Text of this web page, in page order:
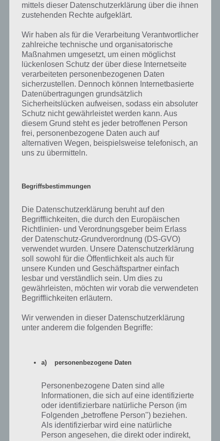
Kosten Monitor und digitales Serviceheft
Mit Drivelog hat man auch die Kosten immer im Blick. So kann man
hier Ausgaben hinzufügen (beispielsweise für Werkstatt Besuche)
oder die Tankbelege eintragen. Dadurch hat man die
Fahrzeugkosten jederzeit gut im Blick.
Das digitale Serviceheft hilft dabei Werkstatt Besuche zu
dokumentieren und Termine einzutragen, an die man dann per Push
Benachrichtigung automatisch erinnert wird.
folgendes Video ans Herz gelegt. In diesem werden nochmal
Vorteile aufgezählt:
https://www.youtube.com/watch?v=kSGIbz92Goo
App herunterladen
Wir können die App Drivelog allen Autofahrer ans Herz legen. Neben
einer Tankstellen- und Werkstattsuche gibt es einen Kosten Monitor,
verwalten kann. Außerdem hilft das digitale Serviceheft en Überblick
zu behalten.
heruntergeladen, man kann Drivelog aber auch ohne
Einträg anzulegen.
Drivelog für Android im Google Play Store
mittels dieser Datenschutzerklärung über die ihnen
zustehenden Rechte aufgeklärt.
Wir haben als für die Verarbeitung Verantwortlicher
zahlreiche technische und organisatorische
Maßnahmen umgesetzt, um einen möglichst
lückenlosen Schutz der über diese Internetseite
verarbeiteten personenbezogenen Daten
sicherzustellen. Dennoch können Internetbasierte
Datenübertragungen grundsätzlich
Sicherheitslücken aufweisen, sodass ein absoluter
Schutz nicht gewährleistet werden kann. Aus
diesem Grund steht es jeder betroffenen Person
frei, personenbezogene Daten auch auf
alternativen Wegen, beispielsweise telefonisch, an
uns zu übermitteln.
Begriffsbestimmungen
Die Datenschutzerklärung beruht auf den
Begrifflichkeiten, die durch den Europäischen
Richtlinien- und Verordnungsgeber beim Erlass
der Datenschutz-Grundverordnung (DS-GVO)
verwendet wurden. Unsere Datenschutzerklärung
soll sowohl für die Öffentlichkeit als auch für
unsere Kunden und Geschäftspartner einfach
lesbar und verständlich sein. Um dies zu
gewährleisten, möchten wir vorab die verwendeten
Begrifflichkeiten erläutern.
Wir verwenden in dieser Datenschutzerklärung
unter anderem die folgenden Begriffe:
a) personenbezogene Daten
Personenbezogene Daten sind alle
Informationen, die sich auf eine identifizierte
oder identifizierbare natürliche Person (im
Folgenden „betroffene Person") beziehen.
Als identifizierbar wird eine natürliche
Person angesehen, die direkt oder indirekt,